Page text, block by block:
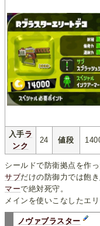
入手ラ
ンク
24 値段
シールドで防衛拠点を作
サブだけの防御力では飽き
マーで絶対死守。
メインを使いこなしたエ
ノヴァブラスター